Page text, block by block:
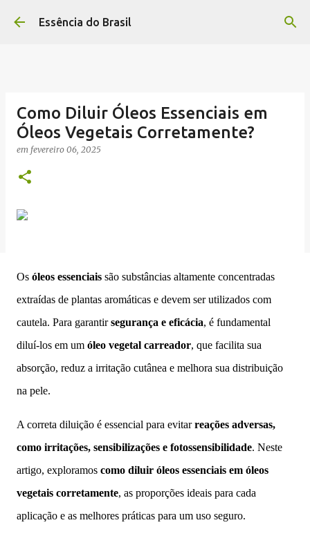
Pular para o conteúdo principal
Essência do Brasil
Como Diluir Óleos Essenciais em
Óleos Vegetais Corretamente?
em fevereiro 06, 2025
Os óleos essenciais são substâncias altamente concentradas
extraídas de plantas aromáticas e devem ser utilizados com
cautela. Para garantirsegurança e eficácia, é fundamental
diluí-los em um óleo vegetal carreador, que facilita sua
absorção, reduz a irritação cutânea e melhora sua distribuição
na pele.
A correta diluição é essencial para evitarreações adversas,
como irritações, sensibilizações e fotossensibilidade. Neste
artigo, exploramos como diluir óleos essenciais em óleos
vegetais corretamente, as proporções ideais para cada
aplicação e as melhores práticas para um uso seguro.